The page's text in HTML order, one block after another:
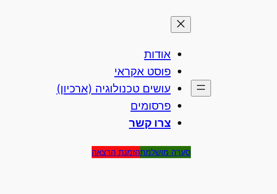
אודות
פוסט אקראי
עושים טכנולוגיה (ארכיון)
פרסומים
צרו קשר
סערה מושלמתהזמנת הרצאה